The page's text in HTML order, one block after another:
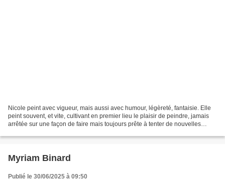
Nicole peint avec vigueur, mais aussi avec humour, légèreté, fantaisie. Elle
peint souvent, et vite, cultivant en premier lieu le plaisir de peindre, jamais
arrêtée sur une façon de faire mais toujours prête à tenter de nouvelles
Myriam Binard
Publié le 30/06/2025 à 09:50